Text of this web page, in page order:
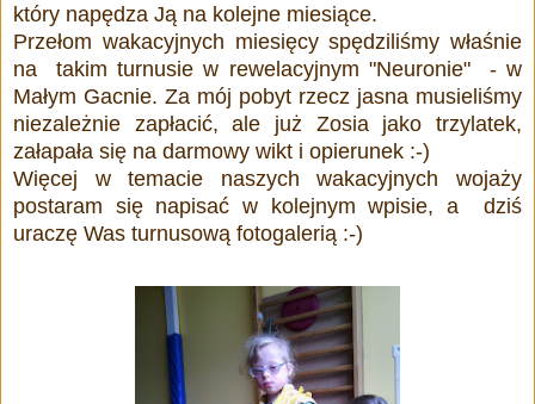
który napędza Ją na kolejne miesiące.
Przełom wakacyjnych miesięcy spędziliśmy właśnie
na takim turnusie w rewelacyjnym "Neuronie" - w
Małym Gacnie. Za mój pobyt rzecz jasna musieliśmy
niezależnie zapłacić, ale już Zosia jako trzylatek,
załapała się na darmowy wikt i opierunek :-)
Więcej w temacie naszych wakacyjnych wojaży
postaram się napisać w kolejnym wpisie, a dziś
uraczę Was turnusową fotogalerią :-)